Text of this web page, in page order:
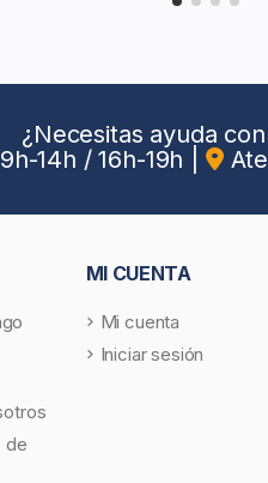
¿Necesitas ayuda
14h / 16h-19h
de
MI CUENTA
Mi cuenta
Iniciar sesión